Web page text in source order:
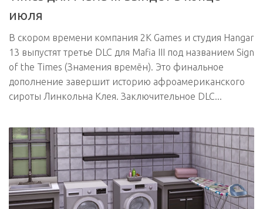
июля
В скором времени компания 2K Games и студия Hangar
13 выпустят третье DLC для Mafia III под названием Sign
of the Times (Знамения времён). Это финальное
дополнение завершит историю афроамериканского
сироты Линкольна Клея. Заключительное DLC...